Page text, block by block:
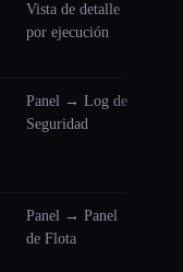
Vista de detalle
por ejecución
Panel → Log de
Seguridad
Panel → Panel
de Flota